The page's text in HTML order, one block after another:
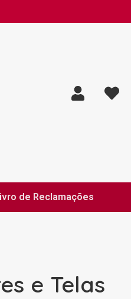
de Reclamações
e Telas